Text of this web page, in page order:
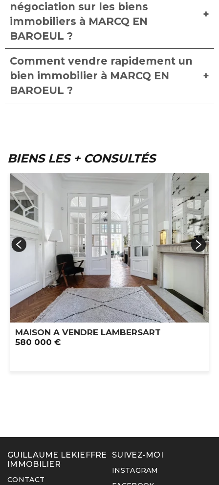
négociation sur les biens
immobiliers à MARCQ EN
BAROEUL ?
Comment vendre rapidement un
bien immobilier à MARCQ EN
BAROEUL ?
BIENS LES + CONSULTÉS
MAISON A VENDRE LAMBERSART
580 000 €
GUILLAUME LEKIEFFRE
IMMOBILIER
CONTACT
SUIVEZ-MOI
INSTAGRAM